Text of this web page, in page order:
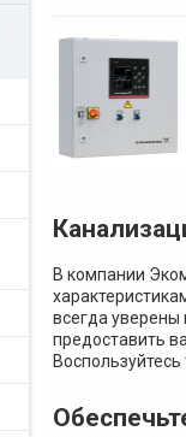
В компании
всегда уверены
предоставить